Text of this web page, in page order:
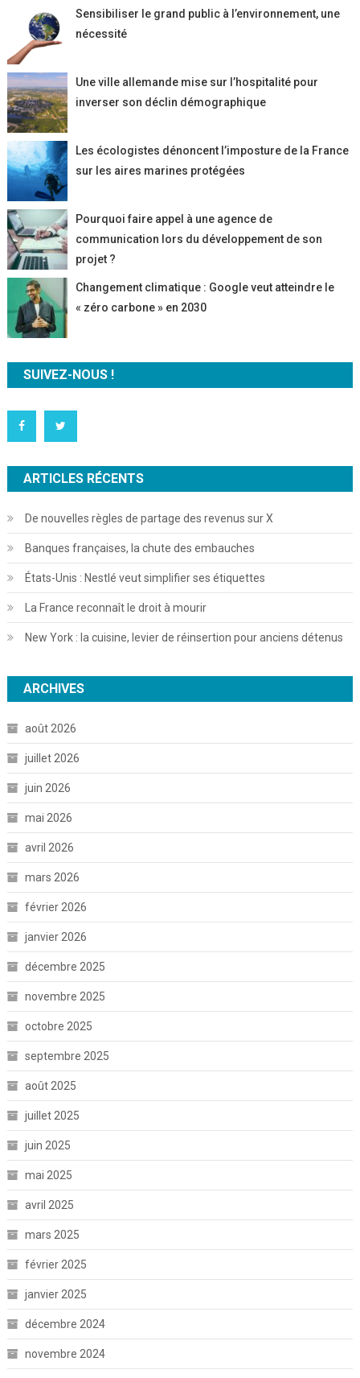
Sensibiliser le grand public à l’environnement, une
nécessité
Une ville allemande mise sur l’hospitalité pour
inverser son déclin démographique
Les écologistes dénoncent l’imposture de la France
sur les aires marines protégées
Pourquoi faire appel à une agence de
communication lors du développement de son
projet ?
Changement climatique : Google veut atteindre le
« zéro carbone » en 2030
SUIVEZ-NOUS !
ARTICLES RÉCENTS
De nouvelles règles de partage des revenus sur X
Banques françaises, la chute des embauches
États-Unis : Nestlé veut simplifier ses étiquettes
La France reconnaît le droit à mourir
New York : la cuisine, levier de réinsertion pour anciens détenus
ARCHIVES
août 2026
juillet 2026
juin 2026
mai 2026
avril 2026
mars 2026
février 2026
janvier 2026
décembre 2025
novembre 2025
octobre 2025
septembre 2025
août 2025
juillet 2025
juin 2025
mai 2025
avril 2025
mars 2025
février 2025
janvier 2025
décembre 2024
novembre 2024